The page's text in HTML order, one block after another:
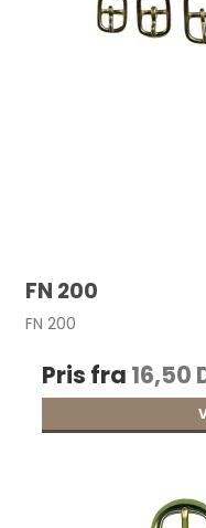
FN 200
FN 200
Pris fra 16,50